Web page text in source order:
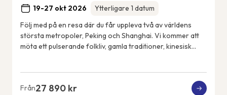
19-27 okt 2026
Ytterligare 1 datum
Följ med på en resa där du får uppleva två av världens
största metropoler, Peking och Shanghai. Vi kommer att
möta ett pulserande folkliv, gamla traditioner, kinesisk
Från27 890 kr